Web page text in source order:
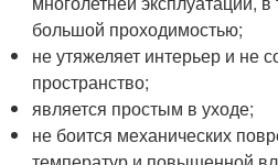
большой проходимостью;
не утяжеляет интерьер и не
пространство;
является простым в уходе;
не боится механических